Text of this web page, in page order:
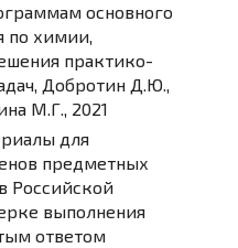
основного
по химии,
практико-
Добротин Д.Ю.,
М.Г., 2021
для
предметных
Российской
выполнения
ответом